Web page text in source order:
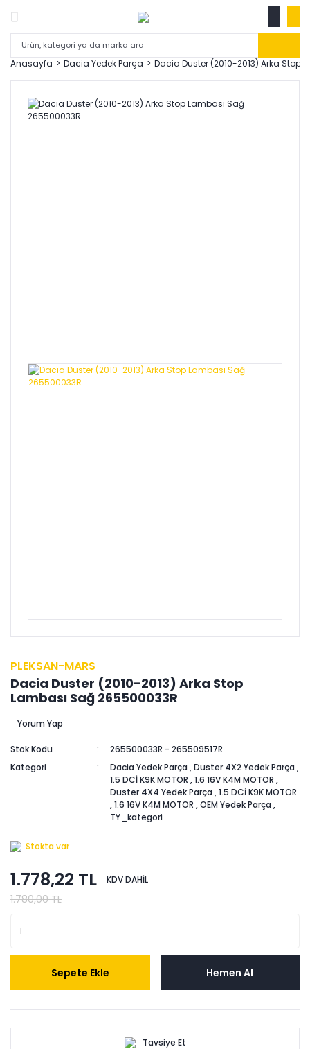
Anasayfa Dacia Yedek Parça Dacia Duster (2010-2013) Arka Stop
PLEKSAN-MARS
Dacia Duster (2010-2013) Arka Stop
Lambası Sağ 265500033R
Yorum Yap
Stok Kodu
265500033R - 265509517R
Kategori
Dacia Yedek Parça ,Duster 4X2 Yedek Parça ,
1.5 DCİ K9K MOTOR ,1.6 16V K4M MOTOR ,
Duster 4X4 Yedek Parça ,1.5 DCİ K9K MOTOR
,1.6 16V K4M MOTOR ,OEM Yedek Parça ,
TY_kategori
Stokta var
1.778,22 TL KDV DAHİL
1.780,00 TL
Sepete Ekle Hemen Al
Tavsiye Et